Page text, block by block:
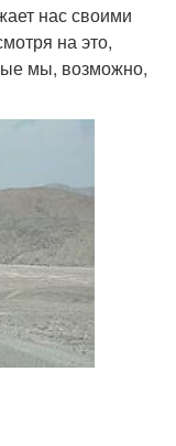
нас своими
на это,
мы, возможно,